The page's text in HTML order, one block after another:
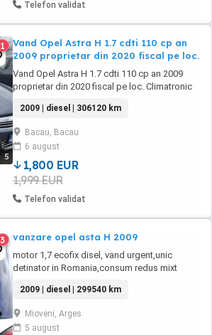
Telefon validat
5
1
Vand Opel Astra H 1.7 cdti 110 cp an
2009 proprietar din 2020 fiscal pe loc.
Vand Opel Astra H 1.7 cdti 110 cp an 2009
proprietar din 2020 fiscal pe loc. Climatronic
cu 2000 km Volanta și ambreiaj schimbate
recent Comenzi volan Jante aliaj Geamuri
electrice Oglinzi electrice Pret 1800 euro
negociabil Mecanic masina este ok, ...
2009 | diesel | 306120 km
Bacau, Bacau
6 august
1,800 EUR
1,999 EUR
Telefon validat
3 vanzare opel asta H 2009
motor 1,7 ecofix disel, vand urgent,unic
detinator in Romania,consum redus mixt
depozitare, madel facelit
2009 | diesel | 299540 km
Mioveni, Arges
5 august